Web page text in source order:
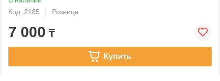
Код: 2185
Розница
7 000 ₸
Купить